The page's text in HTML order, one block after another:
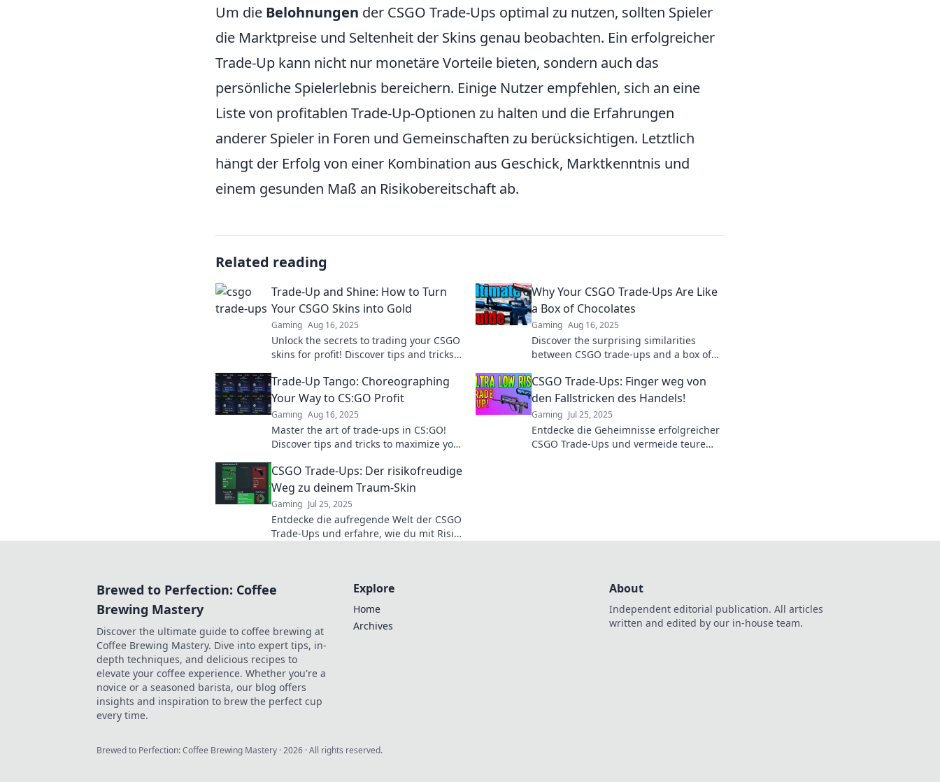
Um die Belohnungen der CSGO Trade-Ups optimal zu nutzen, sollten Spieler
die Marktpreise und Seltenheit der Skins genau beobachten. Ein erfolgreicher
Trade-Up kann nicht nur monetäre Vorteile bieten, sondern auch das
persönliche Spielerlebnis bereichern. Einige Nutzer empfehlen, sich an eine
Liste von profitablen Trade-Up-Optionen zu halten und die Erfahrungen
anderer Spieler in Foren und Gemeinschaften zu berücksichtigen. Letztlich
hängt der Erfolg von einer Kombination aus Geschick, Marktkenntnis und
einem gesunden Maß an Risikobereitschaft ab.
Related reading
Trade-Up and Shine: How to Turn
Your CSGO Skins into Gold
Gaming Aug 16, 2025
Unlock the secrets to trading your CSGO
skins for profit! Discover tips and tricks
Trade-Up and Shine.
Why Your CSGO Trade-Ups Are Like
a Box of Chocolates
Gaming Aug 16, 2025
Discover the surprising similarities
between CSGO trade-ups and a box of
surprises await!
Trade-Up Tango: Choreographing
Your Way to CS:GO Profit
Gaming Aug 16, 2025
Master the art of trade-ups in CS:GO!
Discover tips and tricks to maximize your
CSGO Trade-Ups: Finger weg von
den Fallstricken des Handels!
Gaming Jul 25, 2025
Entdecke die Geheimnisse erfolgreicher
CSGO Trade-Ups und vermeide teure
CSGO Trade-Ups: Der risikofreudige
Weg zu deinem Traum-Skin
Gaming Jul 25, 2025
Entdecke die aufregende Welt der CSGO
Trade-Ups und erfahre, wie du mit Risiko
Brewed to Perfection: Coffee
Brewing Mastery
Discover the ultimate guide to coffee brewing at
Coffee Brewing Mastery. Dive into expert tips, in-
depth techniques, and delicious recipes to
elevate your coffee experience. Whether you're a
novice or a seasoned barista, our blog offers
insights and inspiration to brew the perfect cup
every time.
Explore
Home
Archives
About
Independent editorial publication. All articles
written and edited by our in-house team.
Brewed to Perfection: Coffee Brewing Mastery ·2026 · All rights reserved.